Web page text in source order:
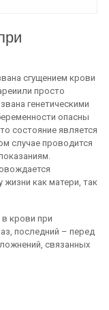
сгущением крови
просто
генетическими
опасны
состояние является
случае проводится
жизни как матери, так
крови при
последний – перед
связанных